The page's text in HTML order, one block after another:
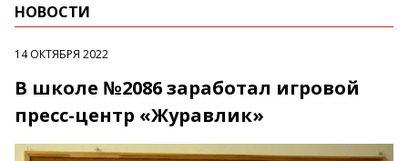
НОВОСТИ
14 ОКТЯБРЯ 2022
В школе №2086 заработал игровой
пресс-центр «Журавлик»